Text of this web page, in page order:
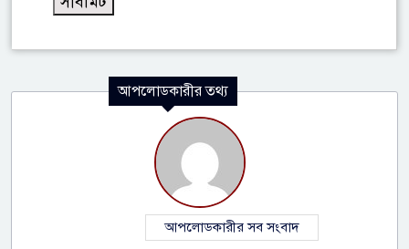
আপলোডকারীর তথ্য
আপলোডকারীর সব সংবাদ